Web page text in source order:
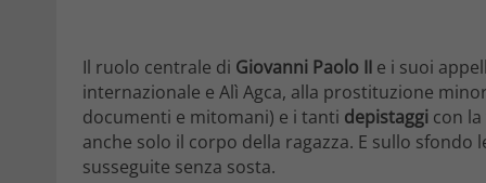
Il ruolo centrale di Giovanni Paolo II e i suoi
internazionale e Alì Agca, alla prostituzione
documenti e mitomani) e i tanti depistaggi con la
anche solo il corpo della ragazza. E sullo
susseguite senza sosta.